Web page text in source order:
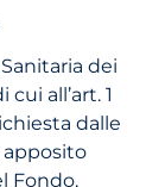
dei
all’art. 1
dalle
Fondo,